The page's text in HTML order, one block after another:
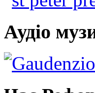
Аудіо